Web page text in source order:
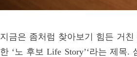
지금은 좀처럼 찾아보기 힘든 거
한 ‘노 후보 Life Story’‘라는 제목